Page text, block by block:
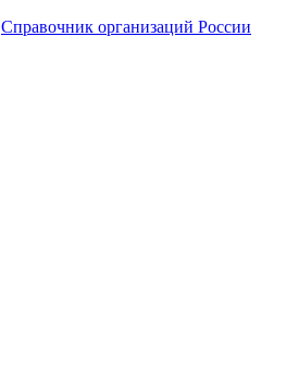
Справочник организаций России